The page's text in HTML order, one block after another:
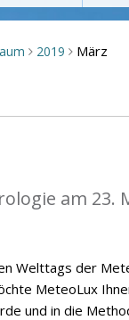
> 2019 > März
am 23.
Welttags der
MeteoLux
und in die